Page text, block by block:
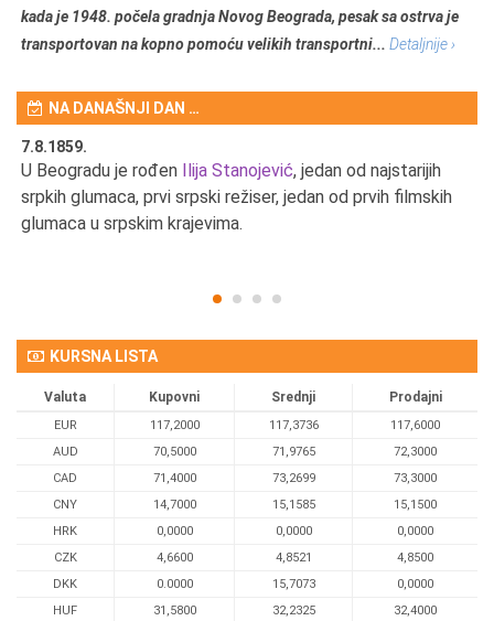
kada je 1948. počela gradnja Novog Beograda, pesak sa ostrva je
transportovan na kopno pomoću velikih transportni... Detaljnije ›
NA DANAŠNJI DAN …
7.8.1859.
U Beogradu je rođen Ilija Stanojević, jedan od najstarijih
srpkih glumaca, prvi srpski režiser, jedan od prvih filmskih
glumaca u srpskim krajevima.
KURSNA LISTA
Valuta Kupovni Srednji Prodajni
EUR 117,2000 117,3736
117,6000
AUD
70,5000 71,9765
72,3000
CAD
71,4000 73,2699
73,3000
CNY
14,7000 15,1585
15,1500
HRK
0,0000 0,0000
0,0000
CZK
4,6600 4,8521
4,8500
DKK
0.0000 15,7073
0,0000
HUF
31,5800 32,2325 32,4000